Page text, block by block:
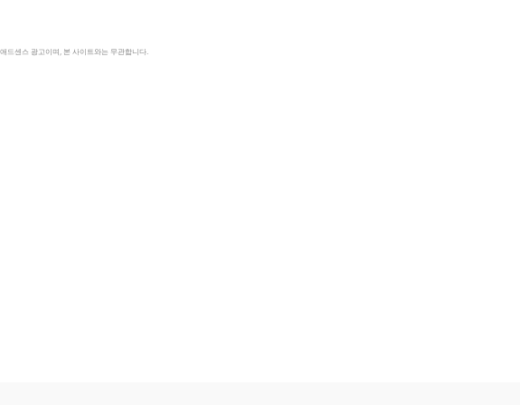
드센스 광고이며, 본 사이트와는 무관합니다.